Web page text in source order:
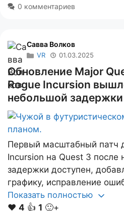
0 комментариев
Савва Волков
VR 01.03.2025
Обновление Major
Rogue Incursion
небольшой задержки
Первый масштабный патч
Incursion на Quest 3 после
задержки доступен,
графику, исправление
Показать полностью
❤️ 4 👍 1 🙂+